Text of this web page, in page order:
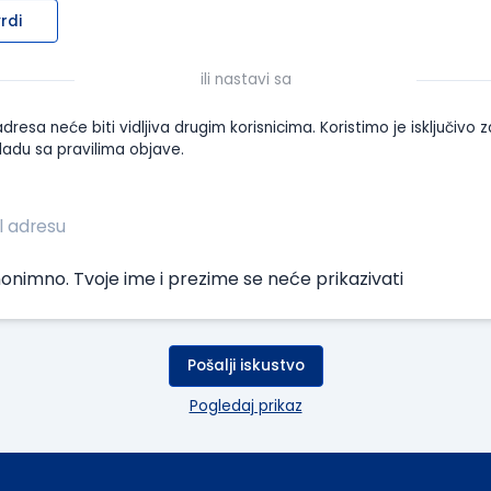
ili nastavi sa
neće biti vidljiva drugim korisnicima. Koristimo je isključivo
sa pravilima objave.
Tvoje ime i prezime se neće prikazivati
Pošalji iskustvo
Pogledaj prikaz